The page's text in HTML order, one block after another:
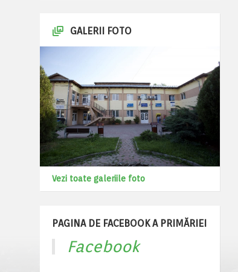
GALERII FOTO
Vezi toate galeriile foto
PAGINA DE FACEBOOK A PRIMĂRIEI
Facebook